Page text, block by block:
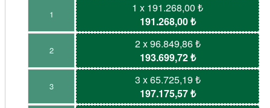
1
1 x 191.268,00 ₺
191.268,00 ₺
2
2 x 96.849,86 ₺
193.699,72 ₺
3
3 x 65.725,19 ₺
197.175,57 ₺